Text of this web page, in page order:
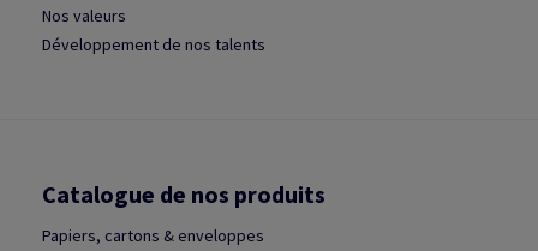
Nos valeurs
Développement de nos talents
Catalogue de nos produits
Papiers, cartons & enveloppes